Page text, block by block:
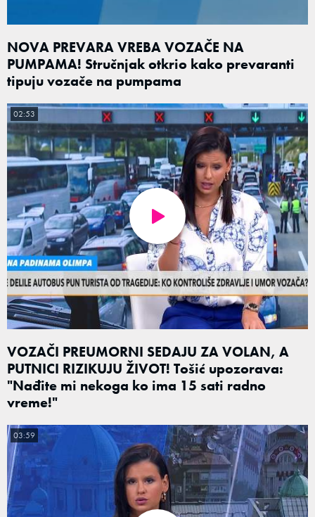
NOVA PREVARA VREBA VOZAČE NA
PUMPAMA! Stručnjak otkrio kako prevaranti
tipuju vozače na pumpama
VOZAČI PREUMORNI SEDAJU ZA VOLAN, A
PUTNICI RIZIKUJU ŽIVOT! Tošić upozorava:
"Nađite mi nekoga ko ima 15 sati radno
vreme!"
02:53
03:59